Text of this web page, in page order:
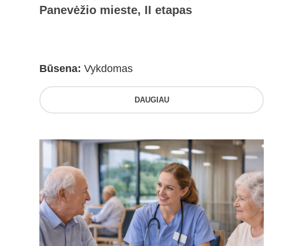
Panevėžio mieste, II etapas
Būsena: Vykdomas
DAUGIAU